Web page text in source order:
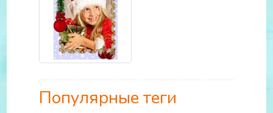
Популярные теги